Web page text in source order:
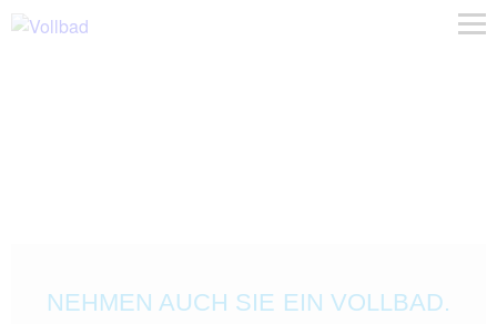
NEHMEN AUCH SIE EIN VOLLBAD.